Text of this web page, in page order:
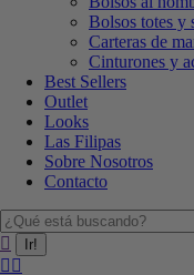
Bolsos totes y
Carteras de
Cinturones y
Best Sellers
Outlet
Looks
Las Filipas
Sobre Nosotros
Contacto